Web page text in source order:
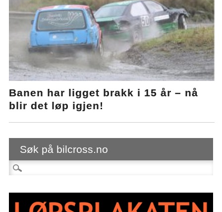
Banen har ligget brakk i 15 år – nå
blir det løp igjen!
Søk på bilcross.no
Søk etter: